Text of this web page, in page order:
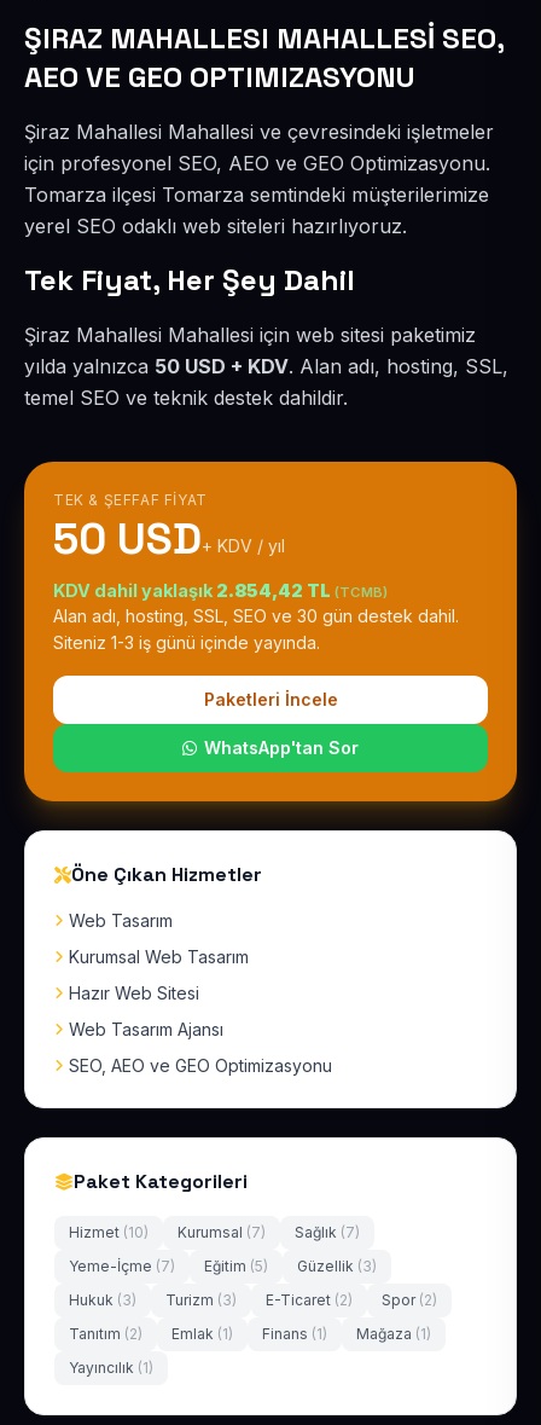
ŞIRAZ MAHALLESI MAHALLESİ SEO,
AEO VE GEO OPTIMIZASYONU
Şiraz Mahallesi Mahallesi ve çevresindeki işletmeler
için profesyonel SEO, AEO ve GEO Optimizasyonu.
Tomarza ilçesi Tomarza semtindeki müşterilerimize
yerel SEO odaklı web siteleri hazırlıyoruz.
Tek Fiyat, Her Şey Dahil
Şiraz Mahallesi Mahallesi için web sitesi paketimiz
yılda yalnızca 50 USD + KDV. Alan adı, hosting, SSL,
temel SEO ve teknik destek dahildir.
TEK & ŞEFFAF FIYAT
50 USD+ KDV / yıl
KDV dahil yaklaşık 2.854,42 TL (TCMB)
Alan adı, hosting, SSL, SEO ve 30 gün destek dahil.
Siteniz 1-3 iş günü içinde yayında.
Paketleri İncele
WhatsApp'tan Sor
Öne Çıkan Hizmetler
Web Tasarım
Kurumsal Web Tasarım
Hazır Web Sitesi
Web Tasarım Ajansı
SEO, AEO ve GEO Optimizasyonu
Paket Kategorileri
Hizmet (10) Kurumsal (7) Sağlık (7)
Yeme-İçme (7) Eğitim (5) Güzellik (3)
Hukuk (3) Turizm (3) E-Ticaret (2) Spor (2)
Tanıtım (2) Emlak (1) Finans (1) Mağaza (1)
Yayıncılık (1)